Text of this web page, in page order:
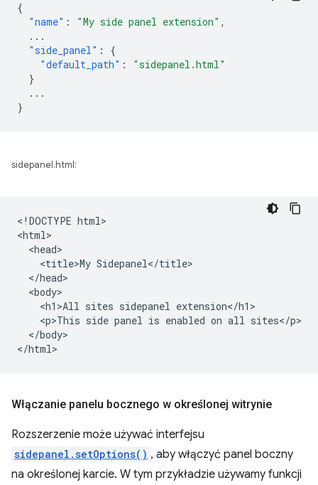
{
"name" : "My side panel extension" ,
...
"side_panel" :
{
"default_path" :
"sidepanel.html"
}
...
}
sidepanel.html:
<!DOCTYPE html>
<html>
  <head>
    <title>My Sidepanel</title>
  </head>
  <body>
    <h1>All sites sidepanel extension</h1>
    <p>This side panel is enabled on all sites</p>
  </body>
Włączanie panelu bocznego w określonej witrynie
Rozszerzenie może używać interfejsu
sidepanel.setOptions() , aby włączyć panel boczny
na określonej karcie. W tym przykładzie używamy funkcji